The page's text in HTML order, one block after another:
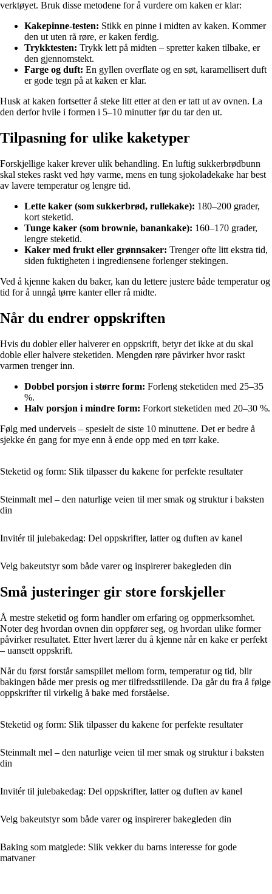
verktøyet. Bruk disse metodene for å vurdere om kaken er klar:
Kakepinne-testen: Stikk en pinne i midten av kaken. Kommer
den ut uten rå røre, er kaken ferdig.
Trykktesten: Trykk lett på midten – spretter kaken tilbake, er
den gjennomstekt.
Farge og duft: En gyllen overflate og en søt, karamellisert duft
er gode tegn på at kaken er klar.
Husk at kaken fortsetter å steke litt etter at den er tatt ut av ovnen. La
den derfor hvile i formen i 5–10 minutter før du tar den ut.
Tilpasning for ulike kaketyper
Forskjellige kaker krever ulik behandling. En luftig sukkerbrødbunn
skal stekes raskt ved høy varme, mens en tung sjokoladekake har best
av lavere temperatur og lengre tid.
Lette kaker (som sukkerbrød, rullekake): 180–200 grader,
kort steketid.
Tunge kaker (som brownie, banankake): 160–170 grader,
lengre steketid.
Kaker med frukt eller grønnsaker: Trenger ofte litt ekstra tid,
siden fuktigheten i ingrediensene forlenger stekingen.
Ved å kjenne kaken du baker, kan du lettere justere både temperatur og
tid for å unngå tørre kanter eller rå midte.
Når du endrer oppskriften
Hvis du dobler eller halverer en oppskrift, betyr det ikke at du skal
doble eller halvere steketiden. Mengden røre påvirker hvor raskt
varmen trenger inn.
Dobbel porsjon i større form: Forleng steketiden med 25–35
%.
Halv porsjon i mindre form: Forkort steketiden med 20–30 %.
Følg med underveis – spesielt de siste 10 minuttene. Det er bedre å
sjekke én gang for mye enn å ende opp med en tørr kake.
Steketid og form: Slik tilpasser du kakene for perfekte resultater
Steinmalt mel – den naturlige veien til mer smak og struktur i baksten
din
Invitér til julebakedag: Del oppskrifter, latter og duften av kanel
Velg bakeutstyr som både varer og inspirerer bakegleden din
Små justeringer gir store forskjeller
Å mestre steketid og form handler om erfaring og oppmerksomhet.
Noter deg hvordan ovnen din oppfører seg, og hvordan ulike former
påvirker resultatet. Etter hvert lærer du å kjenne når en kake er perfekt
– uansett oppskrift.
Når du først forstår samspillet mellom form, temperatur og tid, blir
bakingen både mer presis og mer tilfredsstillende. Da går du fra å følge
oppskrifter til virkelig å bake med forståelse.
Steketid og form: Slik tilpasser du kakene for perfekte resultater
Steinmalt mel – den naturlige veien til mer smak og struktur i baksten
din
Invitér til julebakedag: Del oppskrifter, latter og duften av kanel
Velg bakeutstyr som både varer og inspirerer bakegleden din
Baking som matglede: Slik vekker du barns interesse for gode
matvaner